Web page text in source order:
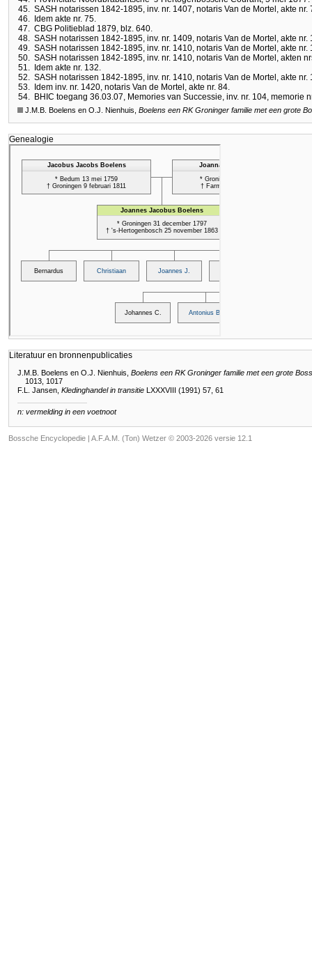
45. SASH notarissen 1842-1895, inv. nr. 1407, notaris Van de Mortel, akte nr.
46.
Idem akte nr. 75.
47. CBG Politieblad 1879, blz. 640.
48. SASH notarissen 1842-1895, inv. nr. 1409, notaris Van de Mortel, akte nr.
49. SASH notarissen 1842-1895, inv. nr. 1410, notaris Van de Mortel, akte nr.
50. SASH notarissen 1842-1895, inv. nr. 1410, notaris Van de Mortel, akten
51.
Idem akte nr. 132.
52. SASH notarissen 1842-1895, inv. nr. 1410, notaris Van de Mortel, akte nr.
53.
Idem inv. nr. 1420, notaris Van de Mortel, akte nr. 84.
54. BHIC toegang 36.03.07, Memories van Successie, inv. nr. 104, memorie
J.M.B. Boelens en O.J. Nienhuis, Boelens een RK Groninger familie met een grote
Genealogie
Literatuur en bronnenpublicaties
J.M.B. Boelens en O.J. Nienhuis, Boelens een RK Groninger familie met een grote
1013, 1017
F.L. Jansen, Kledinghandel in transitie LXXXVIII (1991) 57, 61
n: vermelding in een voetnoot
Bossche Encyclopedie | A.F.A.M. (Ton) Wetzer © 2003-2026 versie 12.1